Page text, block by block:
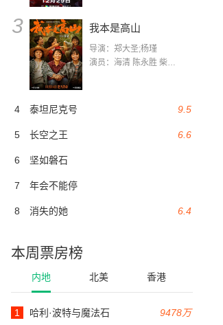
3 我本是高山
导演：郑大圣;杨瑾
演员：海清 陈永胜 柴烨 王玥婷 万国鹏 美朵达瓦 赵瑞婷 罗解艳 郭莉娜 潘家艳
9.5
4 泰坦尼克号
6.6
5 长空之王
6 坚如磐石
7 年会不能停
6.4
8 消失的她
本周票房榜
内地 北美 香港
9478万
1 哈利·波特与魔法石